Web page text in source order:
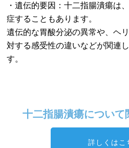
・遺伝的要因：十二指腸潰瘍は
症することもあります。
遺伝的な胃酸分泌の異常や、ヘ
対する感受性の違いなどが関連
す。
十二指腸潰瘍について
詳しくはこ